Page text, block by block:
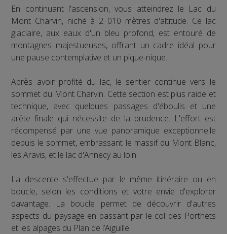
En continuant l'ascension, vous atteindrez le Lac du
Mont Charvin, niché à 2 010 mètres d'altitude. Ce lac
glaciaire, aux eaux d'un bleu profond, est entouré de
montagnes majestueuses, offrant un cadre idéal pour
une pause contemplative et un pique-nique.
Après avoir profité du lac, le sentier continue vers le
sommet du Mont Charvin. Cette section est plus raide et
technique, avec quelques passages d'éboulis et une
arête finale qui nécessite de la prudence. L'effort est
récompensé par une vue panoramique exceptionnelle
depuis le sommet, embrassant le massif du Mont Blanc,
les Aravis, et le lac d'Annecy au loin.
La descente s'effectue par le même itinéraire ou en
boucle, selon les conditions et votre envie d'explorer
davantage. La boucle permet de découvrir d'autres
aspects du paysage en passant par le col des Porthets
et les alpages du Plan de l’Aiguille.